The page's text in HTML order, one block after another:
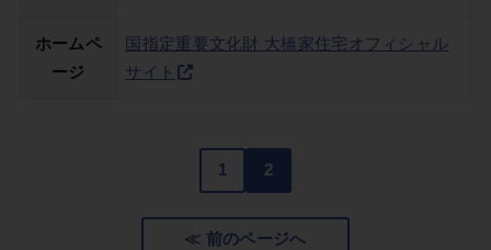
ホームペ
ージ
国指定重要文化財 大橋家住宅オフィシャル
サイト
1 2
≪ 前のページへ